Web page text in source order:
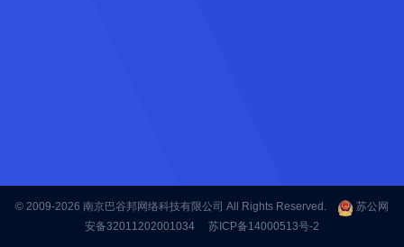
© 2009-2026 南京巴谷邦网络科技有限公司 All Rights Reserved.
苏公网
安备32011202001034
苏ICP备14000513号-2